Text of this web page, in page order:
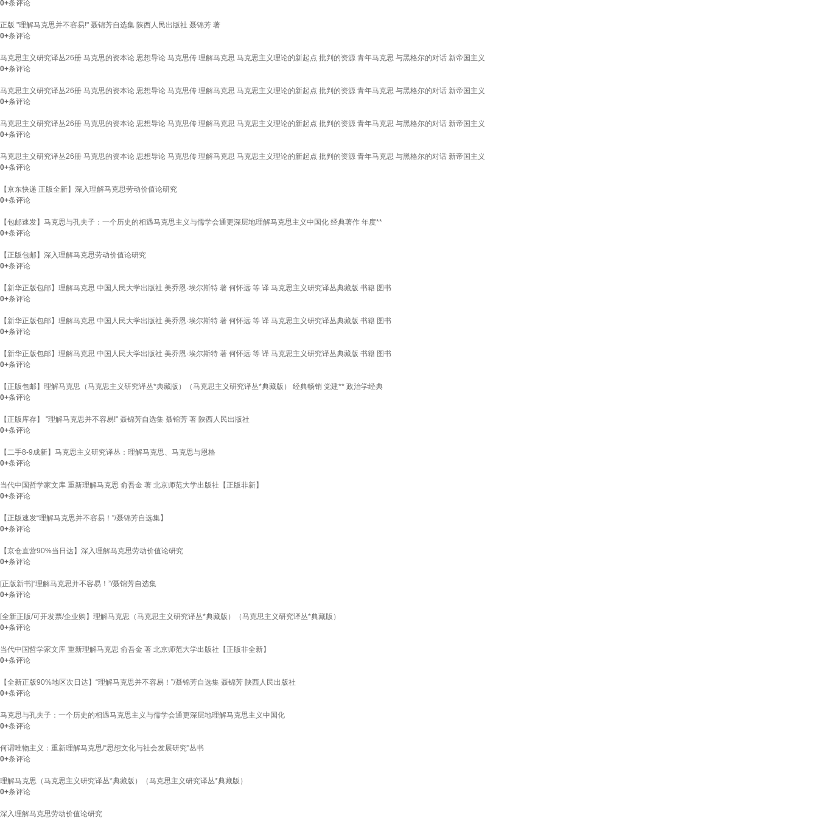
0+条评论
正版 "理解马克思并不容易!" 聂锦芳自选集 陕西人民出版社 聂锦芳 著
0+条评论
马克思主义研究译丛26册 马克思的资本论 思想导论 马克思传 理解马克思 马克思主义理论的新起点 批判的资源 青年马克思 与黑格尔的对话 新帝国主义
0+条评论
马克思主义研究译丛26册 马克思的资本论 思想导论 马克思传 理解马克思 马克思主义理论的新起点 批判的资源 青年马克思 与黑格尔的对话 新帝国主义
0+条评论
马克思主义研究译丛26册 马克思的资本论 思想导论 马克思传 理解马克思 马克思主义理论的新起点 批判的资源 青年马克思 与黑格尔的对话 新帝国主义
0+条评论
马克思主义研究译丛26册 马克思的资本论 思想导论 马克思传 理解马克思 马克思主义理论的新起点 批判的资源 青年马克思 与黑格尔的对话 新帝国主义
0+条评论
【京东快递 正版全新】深入理解马克思劳动价值论研究
0+条评论
【包邮速发】马克思与孔夫子：一个历史的相遇马克思主义与儒学会通更深层地理解马克思主义中国化 经典著作 年度**
0+条评论
【正版包邮】深入理解马克思劳动价值论研究
0+条评论
【新华正版包邮】理解马克思 中国人民大学出版社 美乔恩·埃尔斯特 著 何怀远 等 译 马克思主义研究译丛典藏版 书籍 图书
0+条评论
【新华正版包邮】理解马克思 中国人民大学出版社 美乔恩·埃尔斯特 著 何怀远 等 译 马克思主义研究译丛典藏版 书籍 图书
0+条评论
【新华正版包邮】理解马克思 中国人民大学出版社 美乔恩·埃尔斯特 著 何怀远 等 译 马克思主义研究译丛典藏版 书籍 图书
0+条评论
【正版包邮】理解马克思（马克思主义研究译丛*典藏版）（马克思主义研究译丛*典藏版） 经典畅销 党建** 政治学经典
0+条评论
【正版库存】 "理解马克思并不容易!" 聂锦芳自选集 聂锦芳 著 陕西人民出版社
0+条评论
【二手8-9成新】马克思主义研究译丛：理解马克思、马克思与恩格
0+条评论
当代中国哲学家文库 重新理解马克思 俞吾金 著 北京师范大学出版社【正版非新】
0+条评论
【正版速发“理解马克思并不容易！”/聂锦芳自选集】
0+条评论
【京仓直营90%当日达】深入理解马克思劳动价值论研究
0+条评论
[正版新书]“理解马克思并不容易！”/聂锦芳自选集
0+条评论
[全新正版/可开发票/企业购】理解马克思（马克思主义研究译丛*典藏版）（马克思主义研究译丛*典藏版）
0+条评论
当代中国哲学家文库 重新理解马克思 俞吾金 著 北京师范大学出版社【正版非全新】
0+条评论
【全新正版90%地区次日达】“理解马克思并不容易！”/聂锦芳自选集 聂锦芳 陕西人民出版社
0+条评论
马克思与孔夫子：一个历史的相遇马克思主义与儒学会通更深层地理解马克思主义中国化
0+条评论
何谓唯物主义：重新理解马克思/“思想文化与社会发展研究”丛书
0+条评论
理解马克思（马克思主义研究译丛*典藏版）（马克思主义研究译丛*典藏版）
0+条评论
深入理解马克思劳动价值论研究